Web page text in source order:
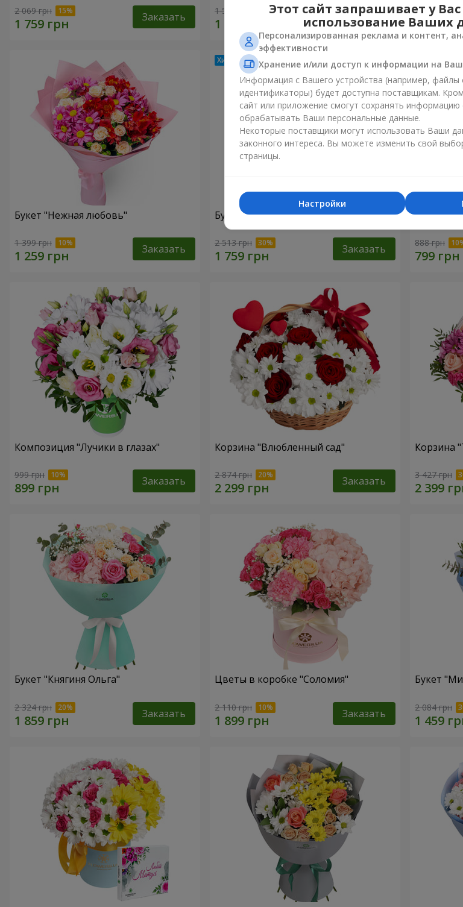
2 069 грн Заказать 1 510 грн Заказать 1 952 грн
Букет "Нежная любовь"
1 399 грн Заказать
Букет "Цветочный бал"
2 513 грн Заказать 888 грн
Композиция "Лучики в глазах"
999 грн Заказать
Корзина "Влюбленный сад"
2 874 грн Заказать
Корзина
3 427 грн
Букет "Княгиня Ольга"
2 324 грн Заказать
Цветы в коробке "Соломия"
2 110 грн Заказать
Букет
2 084 грн
Этот сайт запрашивает у Вас
использование Ваших
Персонализированная реклама и контент,
эффективности
Хранение и/или доступ к информации на
Информация с Вашего устройства (например, файлы
идентификаторы) будет доступна поставщикам.
сайт или приложение смогут сохранять информацию
обрабатывать Ваши персональные данные.
Некоторые поставщики могут использовать Ваши
законного интереса. Вы можете изменить свой
страницы.
Настройки